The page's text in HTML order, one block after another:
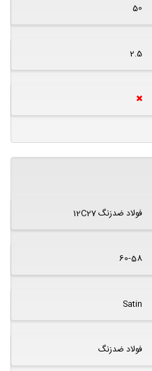
50
2.5
فولاد ضدزنگ 12C27
60-58
Satin
فولاد ضدزنگ